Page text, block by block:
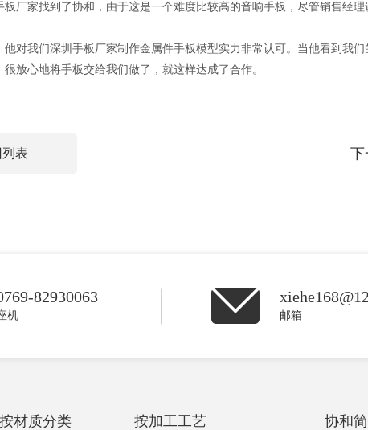
家找到了协和，由于这是一个难度比较高的音响手板，尽管销售经理
我们深圳手板厂家制作金属件手板模型实力非常认可。当他看到我们
放心地将手板交给我们做了，就这样达成了合作。
表 下
82930063
机 邮箱
按材质分类 按加工工艺 协和